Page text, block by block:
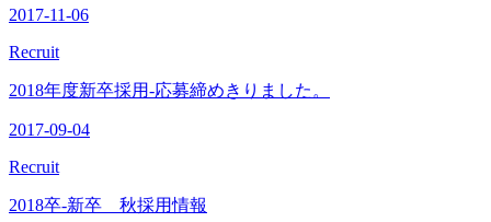
2017-11-06
Recruit
2018年度新卒採用-応募締めきりました。
2017-09-04
Recruit
2018卒-新卒 秋採用情報